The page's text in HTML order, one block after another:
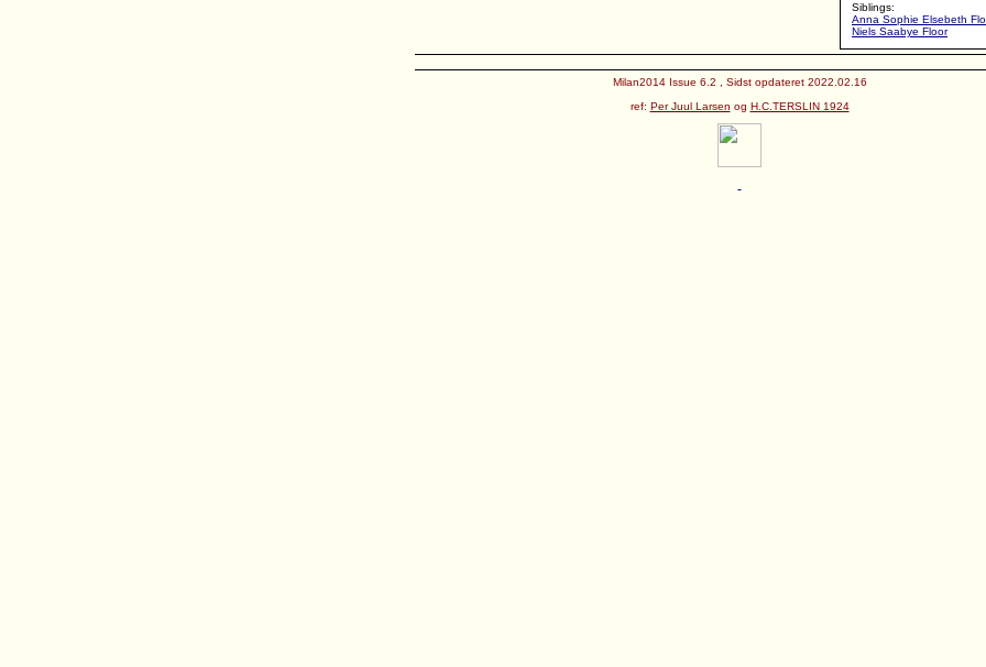
Siblings:
Anna Sophie Elsebeth
Niels Saabye Floor
Milan2014 Issue 6.2 , Sidst opdateret 2022.02.16
ref: Per Juul Larsen og H.C.TERSLIN 1924